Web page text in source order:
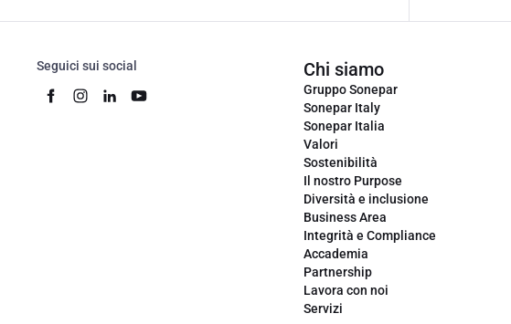
Seguici sui social Chi siamo
Gruppo Sonepar
Sonepar Italy
Sonepar Italia
Valori
Sostenibilità
Il nostro Purpose
Diversità e inclusione
Business Area
Integrità e Compliance
Accademia
Partnership
Lavora con noi
Servizi